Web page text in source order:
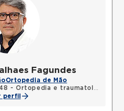
Fagundes
Ortopedia de Mão
- Ortopedia e traumatologia
perfil